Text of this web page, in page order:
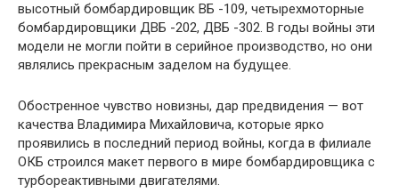
высотный бомбардировщик ВБ -109, четырехмоторные
бомбардировщики ДВБ -202, ДВБ -302. В годы войны эти
модели не могли пойти в серийное производство, но они
являлись прекрасным заделом на будущее.
Обостренное чувство новизны, дар предвидения — вот
качества Владимира Михайловича, которые ярко
проявились в последний период войны, когда в филиале
ОКБ строился макет первого в мире бомбардировщика с
турбореактивными двигателями.